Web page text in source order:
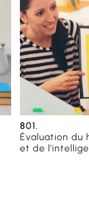
801.
Évaluation du
et de